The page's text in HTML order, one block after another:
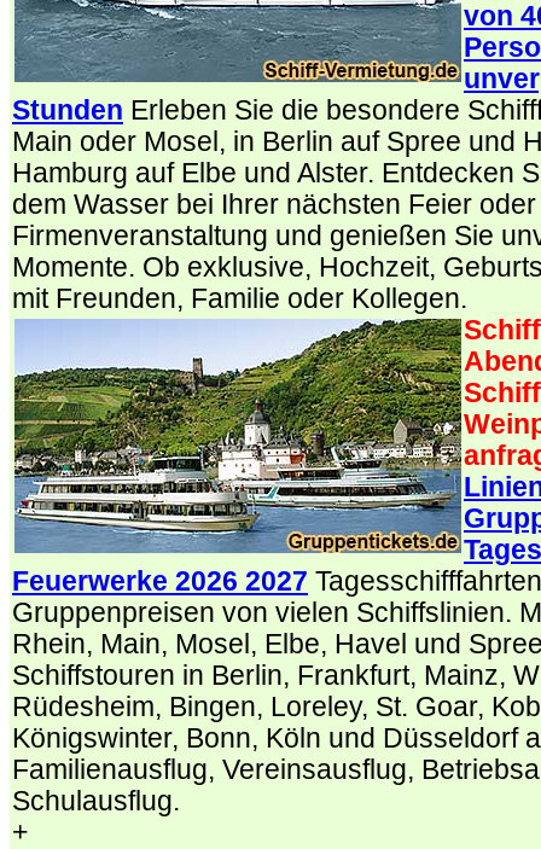
von
Stunden Erleben Sie die besondere
Main oder Mosel, in Berlin auf Spree und
Hamburg auf Elbe und Alster. Entdecken
dem Wasser bei Ihrer nächsten Feier oder
Firmenveranstaltung und genießen Sie
Momente. Ob exklusive, Hochzeit,
mit Freunden, Familie oder Kollegen.
Feuerwerke 2026 2027
Gruppenpreisen von vielen Schiffslinien.
Rhein, Main, Mosel, Elbe, Havel und
Schiffstouren in Berlin, Frankfurt, Mainz,
Rüdesheim, Bingen, Loreley, St. Goar,
Königswinter, Bonn, Köln und Düsseldorf
Familienausflug, Vereinsausflug,
Schulausflug.
+